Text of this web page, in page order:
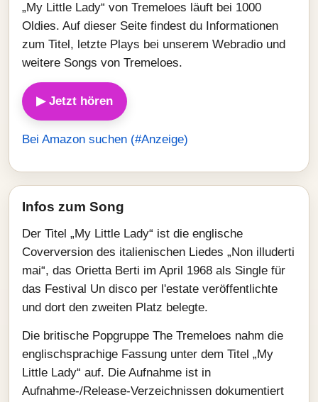
„My Little Lady“ von Tremeloes läuft bei 1000
Oldies. Auf dieser Seite findest du Informationen
zum Titel, letzte Plays bei unserem Webradio und
weitere Songs von Tremeloes.
▶ Jetzt hören
Bei Amazon suchen (#Anzeige)
Infos zum Song
Der Titel „My Little Lady“ ist die englische
Coverversion des italienischen Liedes „Non illuderti
mai“, das Orietta Berti im April 1968 als Single für
das Festival Un disco per l'estate veröffentlichte
und dort den zweiten Platz belegte.
Die britische Popgruppe The Tremeloes nahm die
englischsprachige Fassung unter dem Titel „My
Little Lady“ auf. Die Aufnahme ist in
Aufnahme-/Release-Verzeichnissen dokumentiert